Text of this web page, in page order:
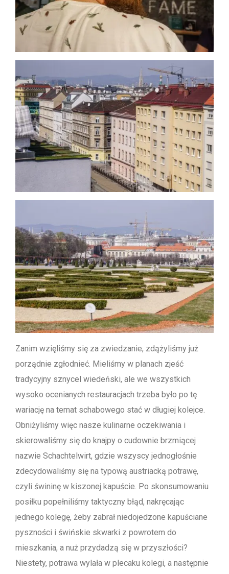
Zanim wzięliśmy się za zwiedzanie, zdążyliśmy już
porządnie zgłodnieć. Mieliśmy w planach zjeść
tradycyjny sznycel wiedeński, ale we wszystkich
wysoko ocenianych restauracjach trzeba było po tę
wariację na temat schabowego stać w długiej kolejce.
Obniżyliśmy więc nasze kulinarne oczekiwania i
skierowaliśmy się do knajpy o cudownie brzmiącej
nazwie Schachtelwirt, gdzie wszyscy jednogłośnie
zdecydowaliśmy się na typową austriacką potrawę,
czyli świninę w kiszonej kapuście. Po skonsumowaniu
posiłku popełniliśmy taktyczny błąd, nakręcając
jednego kolegę, żeby zabrał niedojedzone kapuściane
pyszności i świńskie skwarki z powrotem do
mieszkania, a nuż przydadzą się w przyszłości?
Niestety, potrawa wylała w plecaku kolegi, a następnie